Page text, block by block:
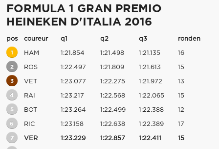
FORMULA 1 GRAN PREMIO
HEINEKEN D'ITALIA 2016
pos coureur q1 q2 q3 ronden
1 HAM 1:21.854 1:21.498 1:21.135 16
2 ROS 1:22.497 1:21.809 1:21.613 15
3 VET 1:23.077 1:22.275 1:21.972 13
4 RAI 1:23.217 1:22.568 1:22.065 15
5 BOT 1:23.264 1:22.499 1:22.388 12
6 RIC 1:23.158 1:22.638 1:22.389 17
7 VER 1:23.229 1:22.857 1:22.411 15